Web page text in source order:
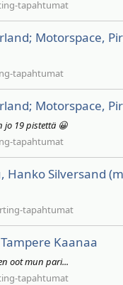
tapahtumat
Motorspace,
tapahtumat
Motorspace,
jo 19 pistettä 😀
tapahtumat
Hanko Silversand
tapahtumat
Kaanaa
oot mun pari...
tapahtumat